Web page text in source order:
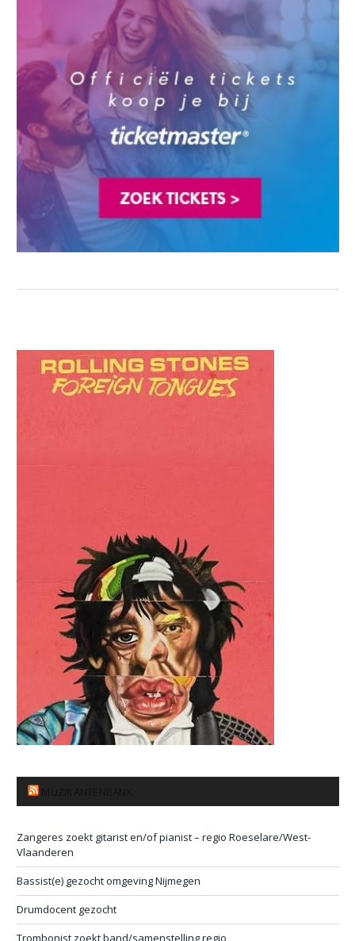
Zangeres zoekt gitarist en/of pianist – regio Roeselare/West-
Vlaanderen
Bassist(e) gezocht omgeving Nijmegen
Drumdocent gezocht